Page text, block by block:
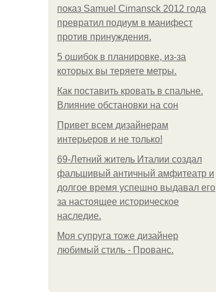
показ Samuel Cirnansck 2012 года
превратил подиум в манифест
против принуждения.
5 ошибок в планировке, из-за
которых вы теряете метры.
Как поставить кровать в спальне.
Влияние обстановки на сон
Привет всем дизайнерам
интерьеров и не только!
69-Летний житель Италии создал
фальшивый античный амфитеатр и
долгое время успешно выдавал его
за настоящее историческое
наследие.
Моя супруга тоже дизайнер
любимый стиль - Прованс.